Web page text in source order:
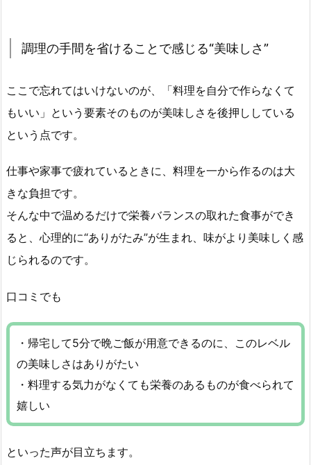
調理の手間を省けることで感じる“美味しさ”
ここで忘れてはいけないのが、「料理を自分で作らなくて
もいい」という要素そのものが美味しさを後押ししている
という点です。
仕事や家事で疲れているときに、料理を一から作るのは大
きな負担です。
そんな中で温めるだけで栄養バランスの取れた食事ができ
ると、心理的に“ありがたみ”が生まれ、味がより美味しく感
じられるのです。
口コミでも
・帰宅して5分で晩ご飯が用意できるのに、このレベル
の美味しさはありがたい
・料理する気力がなくても栄養のあるものが食べられて
嬉しい
といった声が目立ちます。